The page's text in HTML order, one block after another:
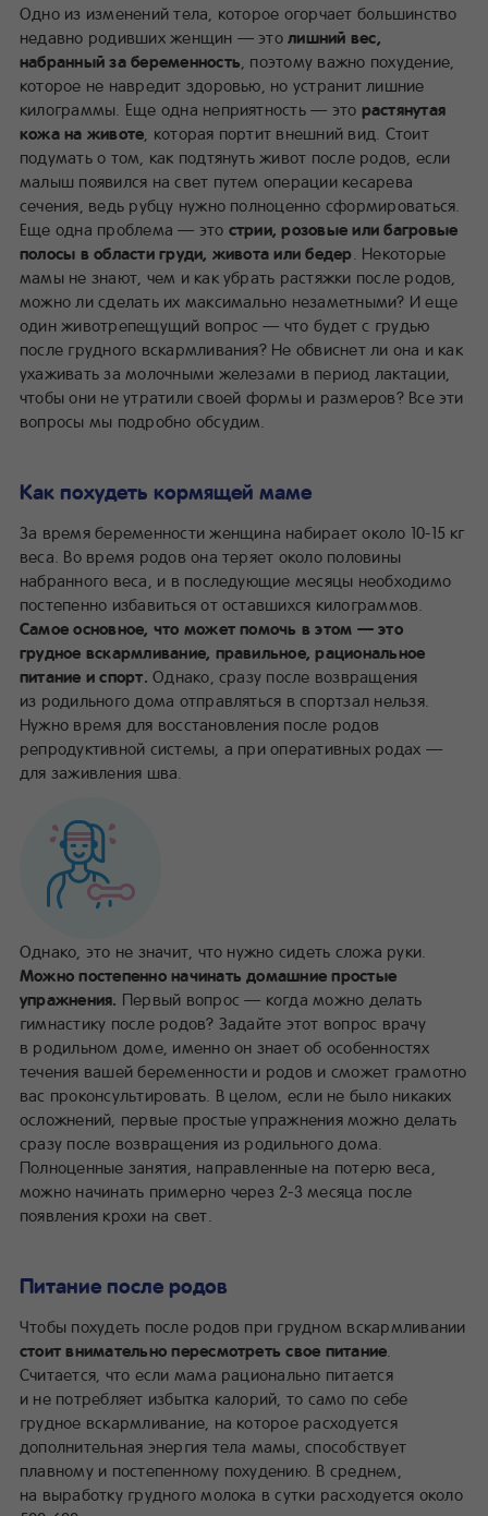
Одно из изменений тела, которое огорчает большинство
недавно родивших женщин — этолишний вес,
набранный за беременность , поэтому важно похудение,
которое не навредит здоровью, но устранит лишние
килограммы. Еще одна неприятность — это растянутая
кожа на животе , которая портит внешний вид. Стоит
подумать о том, как подтянуть живот после родов, если
малыш появился на свет путем операции кесарева
сечения, ведь рубцу нужно полноценно сформироваться.
Еще одна проблема — это стрии, розовые или багровые
полосы в области груди, живота или бедер . Некоторые
мамы не знают, чем и как убрать растяжки после родов,
можно ли сделать их максимально незаметными? И еще
один животрепещущий вопрос — что будет с грудью
после грудного вскармливания? Не обвиснет ли она и как
ухаживать за молочными железами в период лактации,
чтобы они не утратили своей формы и размеров? Все эти
вопросы мы подробно обсудим.
Как похудеть кормящей маме
За время беременности женщина набирает около 10-15 кг
веса. Во время родов она теряет около половины
набранного веса, и в последующие месяцы необходимо
постепенно избавиться от оставшихся килограммов.
Самое основное, что может помочь в этом — это
грудное вскармливание, правильное, рациональное
питание и спорт. Однако, сразу после возвращения
из родильного дома отправляться в спортзал нельзя.
Нужно время для восстановления после родов
репродуктивной системы, а при оперативных родах —
для заживления шва.
Однако, это не значит, что нужно сидеть сложа руки.
Можно постепенно начинать домашние простые
упражнения. Первый вопрос — когда можно делать
гимнастику после родов? Задайте этот вопрос врачу
в родильном доме, именно он знает об особенностях
течения вашей беременности и родов и сможет грамотно
вас проконсультировать. В целом, если не было никаких
осложнений, первые простые упражнения можно делать
сразу после возвращения из родильного дома.
Полноценные занятия, направленные на потерю веса,
можно начинать примерно через 2-3 месяца после
появления крохи на свет.
Питание после родов
Чтобы похудеть после родов при грудном вскармливании
стоит внимательно пересмотреть свое питание
Считается, что если мама рационально питается
и не потребляет избытка калорий, то само по себе
грудное вскармливание, на которое расходуется
дополнительная энергия тела мамы, способствует
плавному и постепенному похудению. В среднем,
на выработку грудного молока в сутки расходуется около